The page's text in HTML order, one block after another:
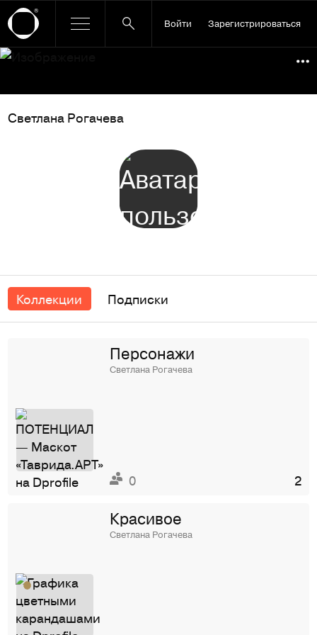
Войти Зарегистрироваться
Ссылка баннера
Светлана Рогачева
Коллекции Подписки
Персонажи
Светлана Рогачева
0 2
Красивое
Светлана Рогачева